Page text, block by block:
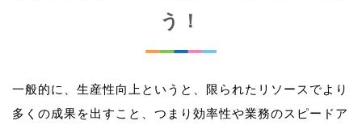
う！
一般的に、生産性向上というと、限られたリソースでより
多くの成果を出すこと、つまり効率性や業務のスピードア